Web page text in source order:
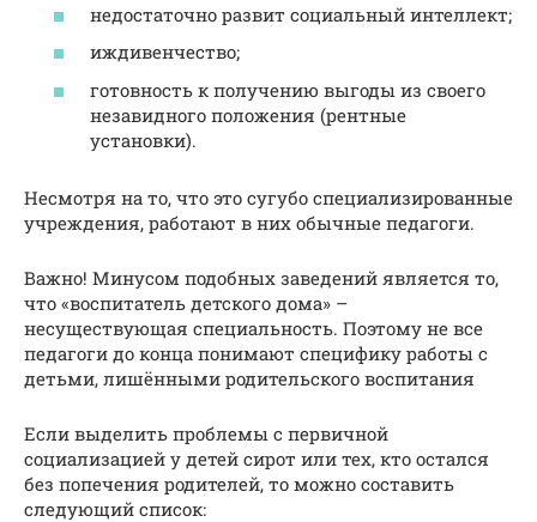
недостаточно развит социальный интеллект;
иждивенчество;
готовность к получению выгоды из своего
незавидного положения (рентные
установки).
Несмотря на то, что это сугубо специализированные
учреждения, работают в них обычные педагоги.
Важно! Минусом подобных заведений является то,
что «воспитатель детского дома» –
несуществующая специальность. Поэтому не все
педагоги до конца понимают специфику работы с
детьми, лишёнными родительского воспитания
Если выделить проблемы с первичной
социализацией у детей сирот или тех, кто остался
без попечения родителей, то можно составить
следующий список: